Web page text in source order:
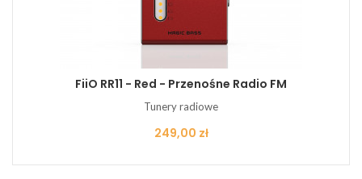
FiiO RR11 - Red - Przenośne Radio FM
Tunery radiowe
Cena
249,00 zł